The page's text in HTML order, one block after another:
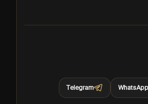
WhatsApp
Telegram